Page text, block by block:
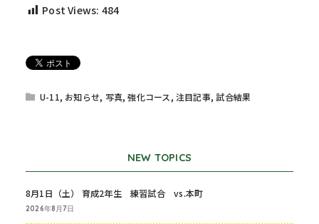
Post Views: 484
U-11, お知らせ, 写真,強化コース ,注目記事,試合結果
NEW TOPICS
8月1日（土） 育成2年生 練習試合 vs.本町
2026年8月7日